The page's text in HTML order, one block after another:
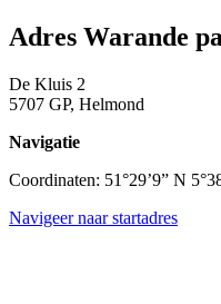
Adres Warande
De Kluis 2
5707 GP, Helmond
Navigatie
Coordinaten: 51°29’9” N
Navigeer naar startadres